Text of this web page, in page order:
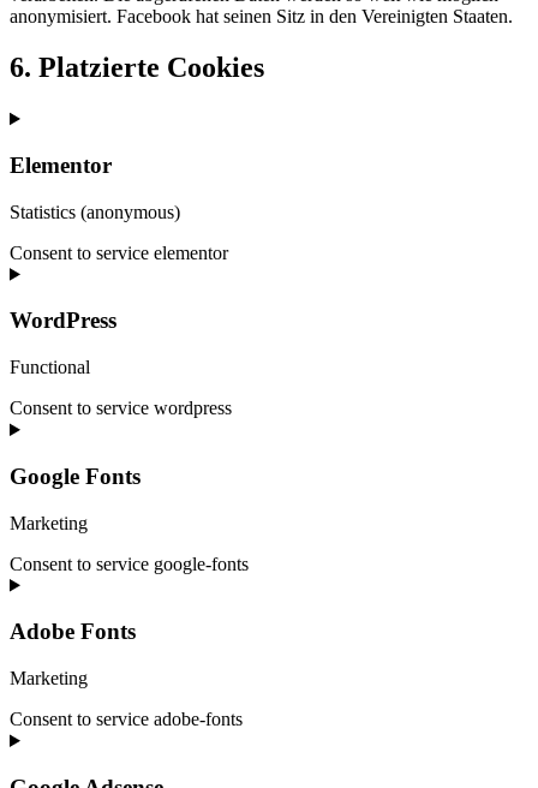
anonymisiert. Facebook hat seinen Sitz in den Vereinigten Staaten.
6. Platzierte Cookies
Elementor
Statistics (anonymous)
Consent to service elementor
WordPress
Functional
Consent to service wordpress
Google Fonts
Marketing
Consent to service google-fonts
Adobe Fonts
Marketing
Consent to service adobe-fonts